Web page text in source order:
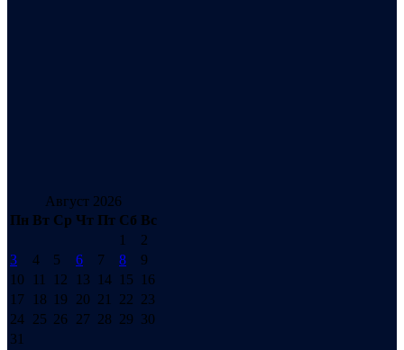
Август 2026
Пн Вт Ср Чт Пт Сб Вс
1
2
3
4 5 6 7 8
9
10
11 12 13 14 15
16
17
18 19 20 21 22 23
24 25 26 27 28 29 30
31